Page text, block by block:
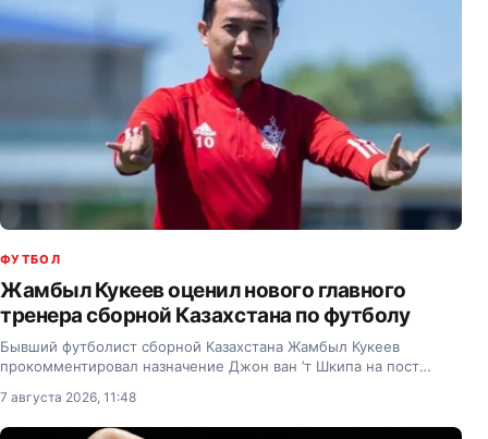
ФУТБОЛ
Жамбыл Кукеев оценил нового главного
тренера сборной Казахстана по футболу
Бывший футболист сборной Казахстана Жамбыл Кукеев
прокомментировал назначение Джон ван ’т Шкипа на пост
7 августа 2026, 11:48